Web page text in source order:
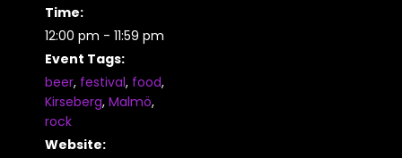
Time:
12:00 pm - 11:59 pm
Event Tags:
beer, festival, food,
Kirseberg, Malmö,
rock
Website: